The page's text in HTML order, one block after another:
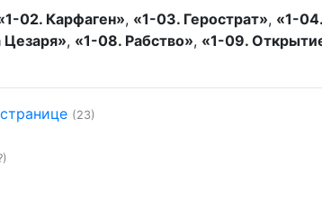
02. Карфаген», «1-03. Герострат», «1-
, «1-08. Рабство», «1-09.
(23)